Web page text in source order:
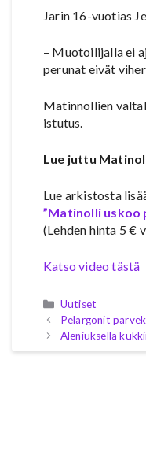
Jarin 16-vuotias
– Muotoilijalla ei
perunat eivät
Matinnollien
istutus.
Lue juttu
Lue arkistosta
”Matinolli uskoo
(Lehden hinta 5 €
Katso video tästä
Kategoriat
Uutiset
Pelargonit
Aleniuksella